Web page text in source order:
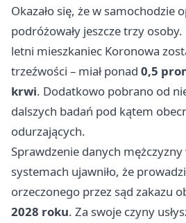
Okazało się, że w samochodzie
podróżowały jeszcze trzy
letni mieszkaniec Koronowa
trzeźwości – miał ponad 0,5
krwi. Dodatkowo pobrano od
dalszych badań pod kątem
odurzających.
Sprawdzenie danych
systemach ujawniło, że
orzeczonego przez sąd zakazu
2028 roku. Za swoje czyny